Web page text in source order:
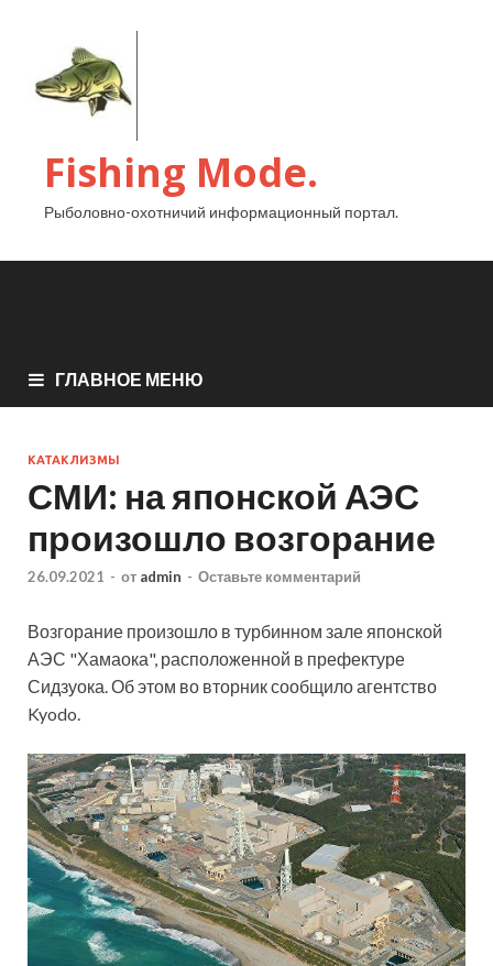
Fishing Mode.
Рыболовно-охотничий информационный портал.
ГЛАВНОЕ МЕНЮ
КАТАКЛИЗМЫ
СМИ: на японской АЭС
произошло возгорание
26.09.2021 - от admin - Оставьте комментарий
Возгорание произошло в турбинном зале японской
АЭС "Хамаока", расположенной в префектуре
Сидзуока. Об этом во вторник сообщило агентство
Kyodo.